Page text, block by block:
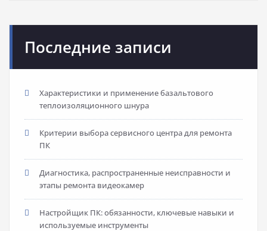
Последние записи
Характеристики и применение базальтового
теплоизоляционного шнура
Критерии выбора сервисного центра для ремонта
ПК
Диагностика, распространенные неисправности и
этапы ремонта видеокамер
Настройщик ПК: обязанности, ключевые навыки и
используемые инструменты